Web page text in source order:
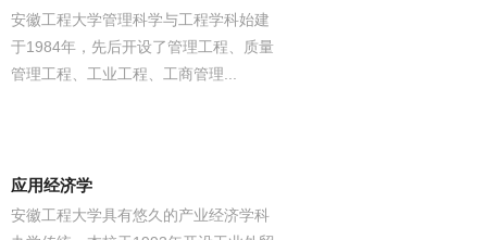
安徽工程大学管理科学与工程学科始建
于1984年，先后开设了管理工程、质量
管理工程、工业工程、工商管理...
应用经济学
安徽工程大学具有悠久的产业经济学科